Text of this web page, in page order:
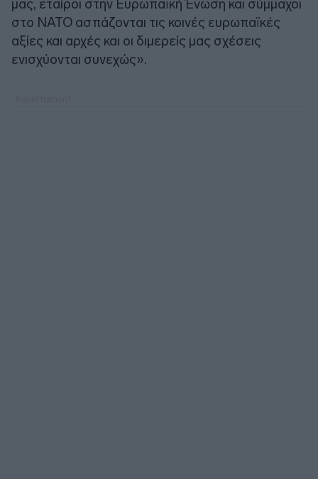
μας, εταίροι στην Ευρωπαϊκή Ένωση και σύμμαχοι
στο ΝΑΤΟ ασπάζονται τις κοινές ευρωπαϊκές
αξίες και αρχές και οι διμερείς μας σχέσεις
ενισχύονται συνεχώς».